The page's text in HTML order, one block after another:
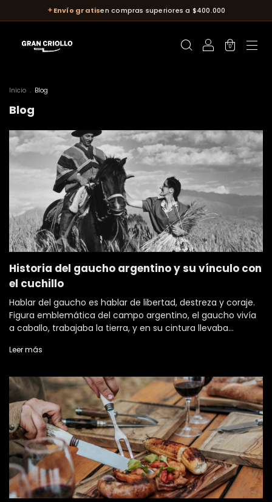
✦Envío gratisen compras superiores a $400.000
0
Inicio . Blog
Blog
Historia del gaucho argentino y su vínculo con
el cuchillo
Hablar del gaucho es hablar de libertad, destreza y coraje.
Figura emblemática del campo argentino, el gaucho vivía
a caballo, trabajaba la tierra, y en su cintura llevaba
adorno ni un lujo: era h
Leer más